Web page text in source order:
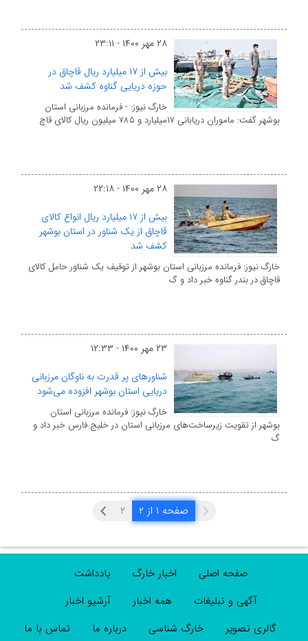
۲۸ مهر ۱۴۰۰ - ۲۳:۱۱
بیش از ۱۷ میلیارد ریال قاچاق در
حوزه دریایی گناوه کشف شد
خارگ نیوز: - فرمانده مرزبانی استان
بوشهر گفت: ماموران دریابانی ۱۷میلیارد و ۷۸۵ میلیون ریال کالای قاچ
۲۸ مهر ۱۴۰۰ - ۲۲:۱۸
بیش از ۱۷ میلیارد ریال انواع کالای
قاچاق از یک شناور در استان بوشهر
کشف شد
خارگ نیوز: فرمانده مرزبانی استان بوشهر از توقیف یک شناور حامل کالای
قاچاق در بندر گناوه خبر داد و گ
۲۳ مهر ۱۴۰۰ - ۱۲:۳۳
شناورهای پر قدرت به ناوگان مرزبانی
دریایی استان بوشهر افزوده می‌شود
خارگ نیوز: فرمانده مرزبانی استان
بوشهر از تقویت زیرساخت‌های مرزبانی استان در خلیج‌ فارس خبر داد و
گ
صفحه ۱ از ۲ ۲
صفحه اصلی اخبار خارگ
یادداشت
آگهی و تبلیغات
همه اخبار
آرشیو اخبار
گالری تصویر
خارگ شناسی درباره ما تماس با ما